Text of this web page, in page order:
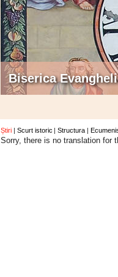
Biserica
Știri Scurt istoric Structura
Sorry, there is no translation for